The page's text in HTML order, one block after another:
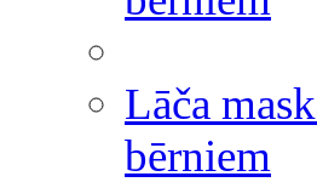
Lāča
bērniem